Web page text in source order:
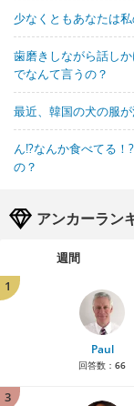
少なくともあなたは
歯磨きしながら話し
でなんて言うの？
最近、韓国の犬の服
ん!?なんか食べてる！
の？
アンカーラン
週間
1
Paul
回答数： 66
3